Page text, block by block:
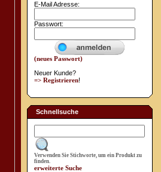
E-Mail Adresse:
Passwort:
(neues Passwort)
Neuer Kunde?
=> Registrieren!
Schnellsuche
Verwenden Sie Stichworte, um ein Produkt zu
finden.
erweiterte Suche